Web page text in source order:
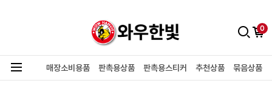
0
매장소비용품 판촉용상품 판촉용스티커 추천상품 묶음상품